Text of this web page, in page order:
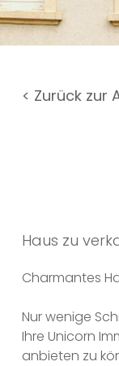
< Zurück zur
Haus zu
Charmantes
Nur wenige
Ihre Unicorn
anbieten zu